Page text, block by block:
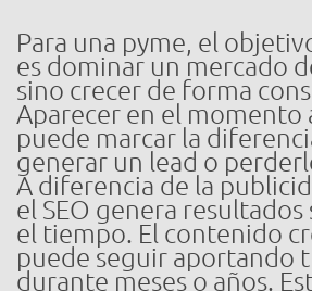
Para una pyme, el
es dominar un mercado
sino crecer de forma
Aparecer en el momento
puede marcar la
generar un lead o
A diferencia de la
el SEO genera
el tiempo. El contenido
puede seguir aportando
durante meses o años.